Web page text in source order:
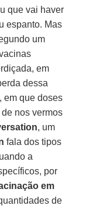
que vai haver
espanto. Mas
um
em
dessa
em que doses
nos vermos
, um
fala dos tipos
a
por
em
de